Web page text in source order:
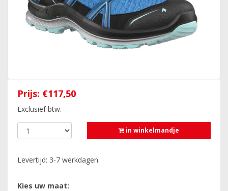
Prijs: €117,50
Exclusief btw.
in winkelmandje
Levertijd: 3-7 werkdagen.
Kies uw maat: